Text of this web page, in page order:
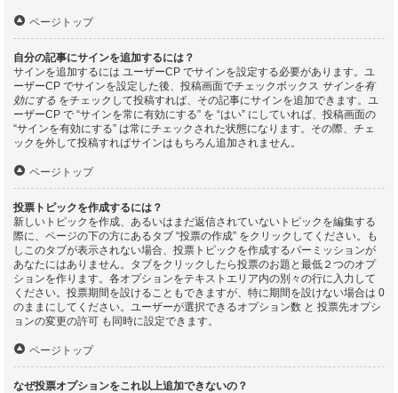
ページトップ
自分の記事にサインを追加するには？
サインを追加するには ユーザーCP でサインを設定する必要があります。ユ
ーザーCP でサインを設定した後、投稿画面でチェックボックス サインを有
効にする をチェックして投稿すれば、その記事にサインを追加できます。ユ
ーザーCP で “サインを常に有効にする” を “はい” にしていれば、投稿画面の
“サインを有効にする” は常にチェックされた状態になります。その際、チェ
ックを外して投稿すればサインはもちろん追加されません。
ページトップ
投票トピックを作成するには？
新しいトピックを作成、あるいはまだ返信されていないトピックを編集する
際に、ページの下の方にあるタブ “投票の作成” をクリックしてください。も
しこのタブが表示されない場合、投票トピックを作成するパーミッションが
あなたにはありません。タブをクリックしたら投票のお題と最低２つのオプ
ションを作ります。各オプションをテキストエリア内の別々の行に入力して
ください。投票期間を設けることもできますが、特に期間を設けない場合は 0
のままにしてください。ユーザーが選択できるオプション数 と 投票先オプシ
ョンの変更の許可 も同時に設定できます。
ページトップ
なぜ投票オプションをこれ以上追加できないの？